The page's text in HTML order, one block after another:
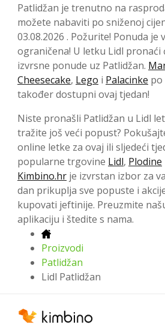
Patlidžan je trenutno na
možete nabaviti po sniženoj
03.08.2026 . Požurite! Ponuda je
ograničena! U letku Lidl pronaći
izvrsne ponude uz Patlidžan.
Cheesecake, Lego i Palacinke po
također dostupni ovaj tjedan!
Niste pronašli Patlidžan u Lidl
tražite još veći popust?
online letke za ovaj ili sljedeći
popularne trgovine Lidl, Plodine
Kimbino.hr je izvrstan izbor za
dan prikuplja sve popuste i
kupovati jeftinije. Preuzmite
aplikaciju i štedite s nama.
Proizvodi
Patlidžan
Lidl Patlidžan